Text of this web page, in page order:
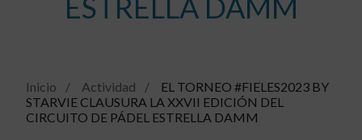
ESTRELLA DAMM
Inicio Actividad
EL TORNEO #FIELES2023 BY
STARVIE CLAUSURA LA XXVII EDICIÓN DEL
CIRCUITO DE PÁDEL ESTRELLA DAMM